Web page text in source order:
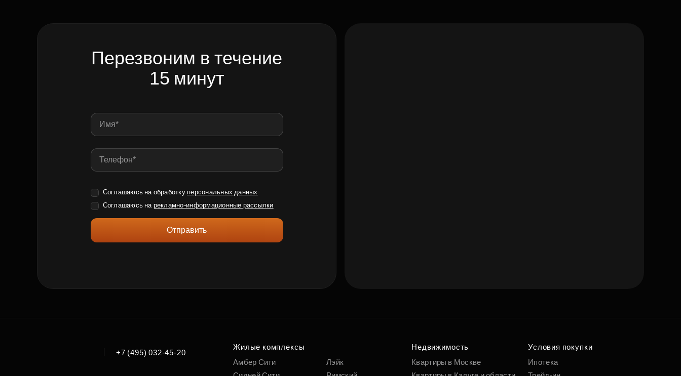
Перезвоним в течение
15 минут
Соглашаюсь на обработку персональных данных
Соглашаюсь на рекламно-информационные рассылки
Отправить
+7 (495) 032-45-20
Жилые комплексы
Амбер Сити
Лэйк
Недвижимость
Квартиры в Москве
Условия покупки
Ипотека